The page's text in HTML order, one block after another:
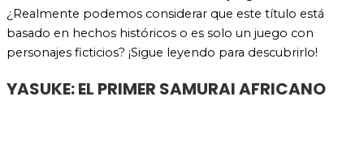
¿Realmente podemos considerar que este título está
basado en hechos históricos o es solo un juego con
personajes ficticios? ¡Sigue leyendo para descubrirlo!
YASUKE: EL PRIMER SAMURAI AFRICANO